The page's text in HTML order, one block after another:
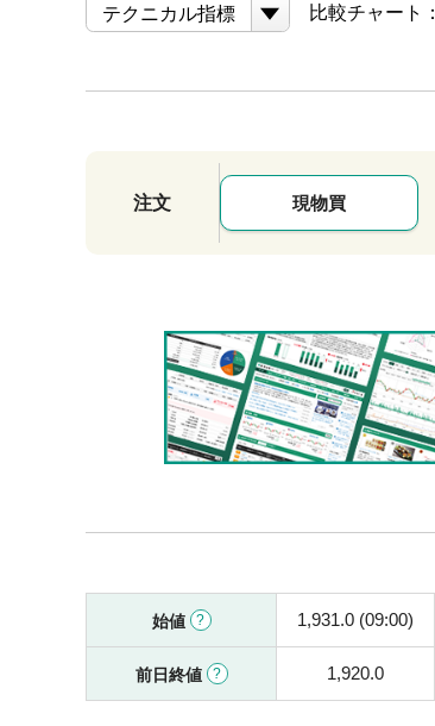
テクニカル指標 比較チャート：
注文 現物買
始値 1,931.0 (09:00)
前日終値 1,920.0